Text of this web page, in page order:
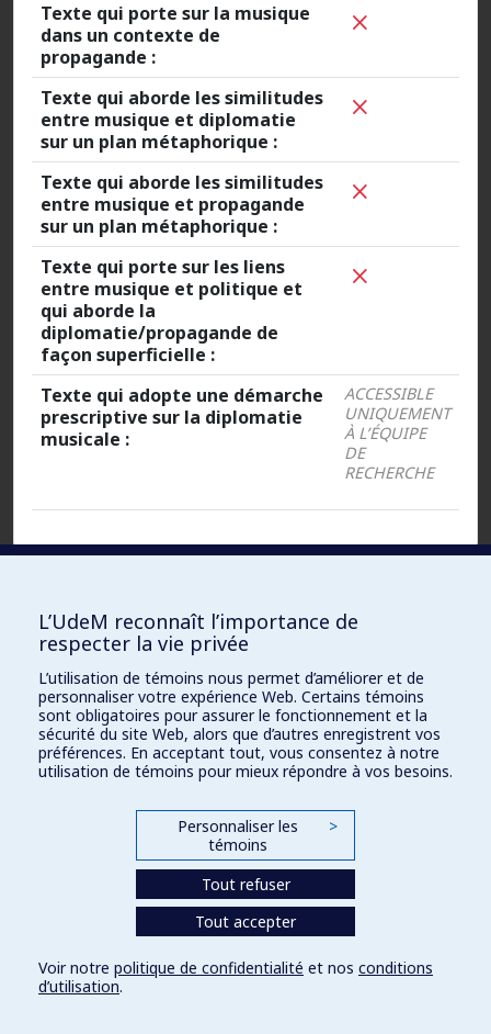
Texte qui porte sur la musique
dans un contexte de
propagande :
Texte qui aborde les similitudes
entre musique et diplomatie
sur un plan métaphorique :
Texte qui aborde les similitudes
entre musique et propagande
sur un plan métaphorique :
Texte qui porte sur les liens
entre musique et politique et
qui aborde la
diplomatie/propagande de
façon superficielle :
Texte qui adopte une démarche
prescriptive sur la diplomatie
musicale :
ACCESSIBLE
UNIQUEMENT
À L’ÉQUIPE
DE
RECHERCHE
Fichiers :
Document
Word :
ACCESSIBLE UNIQUEMENT À L’ÉQUIPE
DE RECHERCHE
PDF
(original) :
ACCESSIBLE UNIQUEMENT À L’ÉQUIPE
DE RECHERCHE
ACCESSIBLE UNIQUEMENT À L’ÉQUIPE
DE RECHERCHE
L’UdeM reconnaît l’importance de
respecter la vie privée
L’utilisation de témoins nous permet d’améliorer et de
personnaliser votre expérience Web. Certains témoins
sont obligatoires pour assurer le fonctionnement et la
sécurité du site Web, alors que d’autres enregistrent vos
préférences. En acceptant tout, vous consentez à notre
utilisation de témoins pour mieux répondre à vos besoins.
Personnaliser les
témoins
>
Tout refuser
Tout accepter
Voir notre politique de confidentialité et nos conditions
d’utilisation.